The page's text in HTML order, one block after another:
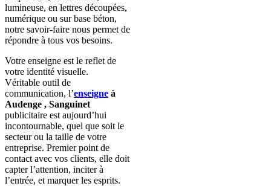
lumineuse, en lettres découpées,
numérique ou sur base béton,
notre savoir-faire nous permet de
répondre à tous vos besoins.
Votre enseigne est le reflet de
votre identité visuelle.
Véritable outil de
communication, l’enseigne à
Audenge , Sanguinet
publicitaire est aujourd’hui
incontournable, quel que soit le
secteur ou la taille de votre
entreprise. Premier point de
contact avec vos clients, elle doit
capter l’attention, inciter à
l’entrée, et marquer les esprits.